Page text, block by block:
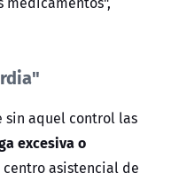
sin aquel control las
excesiva o
asistencial de